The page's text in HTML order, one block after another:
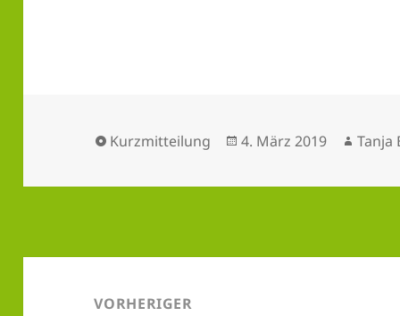
Format
Kurzmitteilung
Veröffentlicht
4. März 2019 Autor
Tanja
VORHERIGER